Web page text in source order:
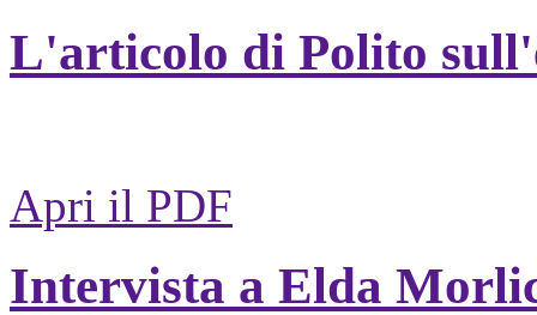
L'articolo di Polito
Apri il PDF
Intervista a Elda